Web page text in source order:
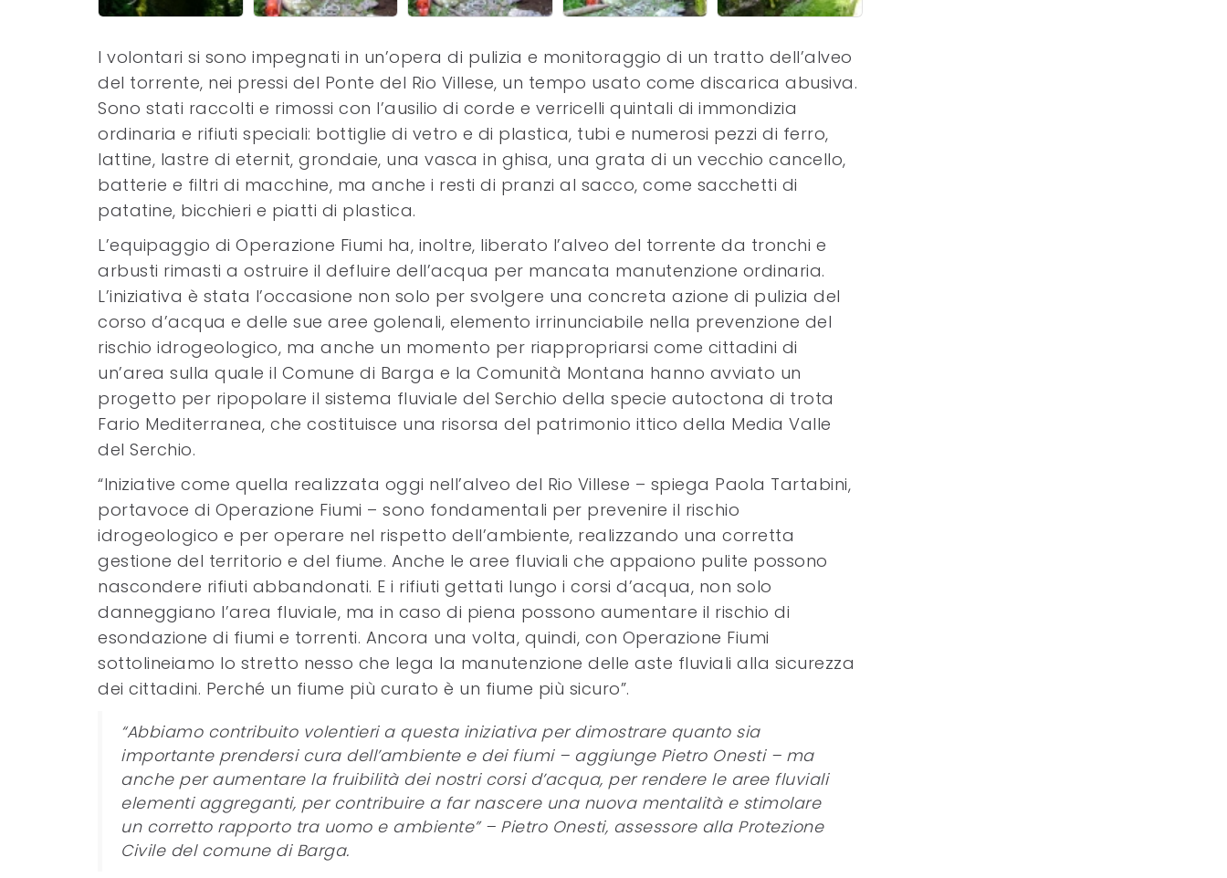
I volontari si sono impegnati in un’opera di pulizia e monitoraggio di un tratto dell’alveo
del torrente, nei pressi del Ponte del Rio Villese, un tempo usato come discarica abusiva.
Sono stati raccolti e rimossi con l’ausilio di corde e verricelli quintali di immondizia
ordinaria e rifiuti speciali: bottiglie di vetro e di plastica, tubi e numerosi pezzi di ferro,
lattine, lastre di eternit, grondaie, una vasca in ghisa, una grata di un vecchio cancello,
batterie e filtri di macchine, ma anche i resti di pranzi al sacco, come sacchetti di
patatine, bicchieri e piatti di plastica.
L’equipaggio di Operazione Fiumi ha, inoltre, liberato l’alveo del torrente da tronchi e
arbusti rimasti a ostruire il defluire dell’acqua per mancata manutenzione ordinaria.
L’iniziativa è stata l’occasione non solo per svolgere una concreta azione di pulizia del
corso d’acqua e delle sue aree golenali, elemento irrinunciabile nella prevenzione del
rischio idrogeologico, ma anche un momento per riappropriarsi come cittadini di
un’area sulla quale il Comune di Barga e la Comunità Montana hanno avviato un
progetto per ripopolare il sistema fluviale del Serchio della specie autoctona di trota
Fario Mediterranea, che costituisce una risorsa del patrimonio ittico della Media Valle
del Serchio.
“Iniziative come quella realizzata oggi nell’alveo del Rio Villese – spiega Paola Tartabini,
portavoce di Operazione Fiumi – sono fondamentali per prevenire il rischio
idrogeologico e per operare nel rispetto dell’ambiente, realizzando una corretta
gestione del territorio e del fiume. Anche le aree fluviali che appaiono pulite possono
nascondere rifiuti abbandonati. E i rifiuti gettati lungo i corsi d’acqua, non solo
danneggiano l’area fluviale, ma in caso di piena possono aumentare il rischio di
esondazione di fiumi e torrenti. Ancora una volta, quindi, con Operazione Fiumi
sottolineiamo lo stretto nesso che lega la manutenzione delle aste fluviali alla sicurezza
dei cittadini. Perché un fiume più curato è un fiume più sicuro”.
“Abbiamo contribuito volentieri a questa iniziativa per dimostrare quanto sia
importante prendersi cura dell’ambiente e dei fiumi – aggiunge Pietro Onesti – ma
anche per aumentare la fruibilità dei nostri corsi d’acqua, per rendere le aree fluviali
elementi aggreganti, per contribuire a far nascere una nuova mentalità e stimolare
un corretto rapporto tra uomo e ambiente” – Pietro Onesti, assessore alla Protezione
Civile del comune di Barga.